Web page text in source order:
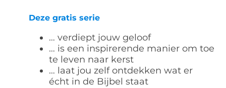
Deze gratis serie
… verdiept jouw geloof
… is een inspirerende manier om toe
te leven naar kerst
… laat jou zelf ontdekken wat er
écht in de Bijbel staat